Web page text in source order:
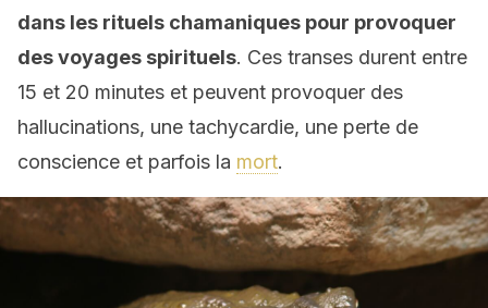
dans les rituels chamaniques pour provoquer
des voyages spirituels. Ces transes durent entre
15 et 20 minutes et peuvent provoquer des
hallucinations, une tachycardie, une perte de
conscience et parfois la mort.